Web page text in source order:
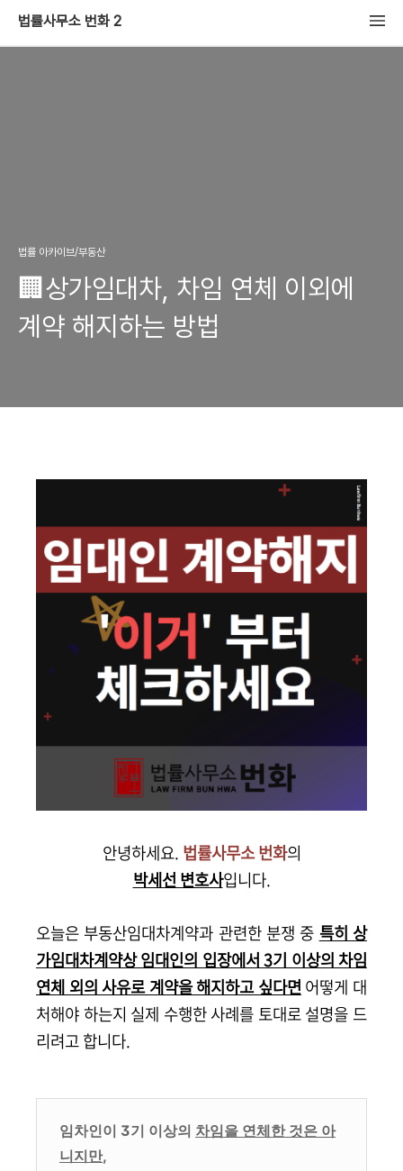
법률사무소 번화 2
법률 아카이브/부동산
🏢상가임대차, 차임 연체 이외에
계약 해지하는 방법
안녕하세요. 법률사무소 번화의
박세선 변호사입니다.
오늘은 부동산임대차계약과 관련한 분쟁 중 특히 상
가임대차계약상 임대인의 입장에서 3기 이상의 차임
연체 외의 사유로 계약을 해지하고 싶다면어떻게 대
처해야 하는지 실제 수행한 사례를 토대로 설명을 드
리려고 합니다.
임차인이 3기 이상의 차임을 연체한 것은 아
니지만,